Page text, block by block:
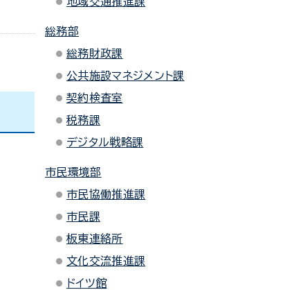
総務部
総務財政課
公共施設マネジメント課
契約検査室
税務課
デジタル戦略課
市民環境部
市民協働推進課
市民課
板東連絡所
文化交流推進課
ドイツ館